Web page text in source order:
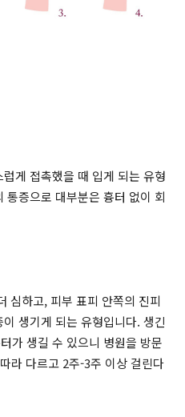
게 접촉했을 때 입게 되는 유형
통증으로 대부분은 흉터 없이 회
심하고, 피부 표피 안쪽의 진피
생기게 되는 유형입니다. 생긴
가 생길 수 있으니 병원을 방문
라 다르고 2주-3주 이상 걸린다